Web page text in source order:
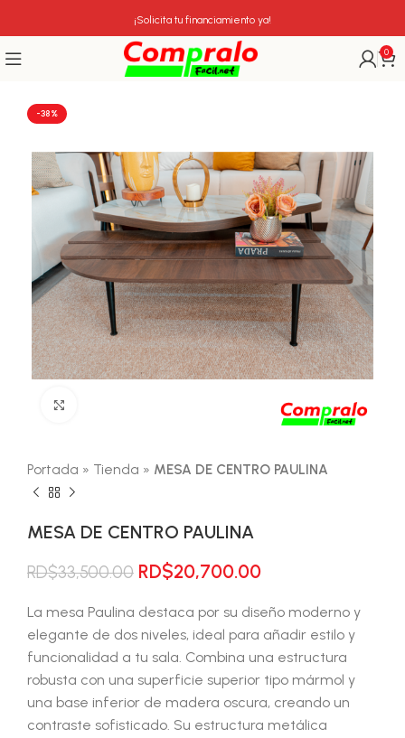
¡Solicita tu financiamiento ya!
0
-38%
Portada » Tienda » MESA DE CENTRO PAULINA
MESA DE CENTRO PAULINA
RD$33,500.00 El
original
era:
RD$33,500.00.
RD$20,700.00El
actual
es:
RD$20,700.00.
La mesa Paulina destaca por su diseño moderno y
elegante de dos niveles, ideal para añadir estilo y
funcionalidad a tu sala. Combina una estructura
robusta con una superficie superior tipo mármol y
una base inferior de madera oscura, creando un
contraste sofisticado. Su estructura metálica